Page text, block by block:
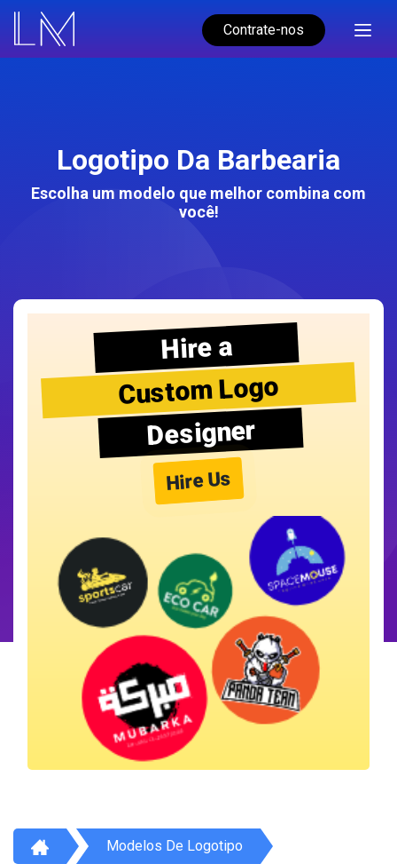
Contrate-nos
Logotipo Da Barbearia
Escolha um modelo que melhor combina com
você!
Hire a
Custom Logo
Designer
Hire Us
Modelos De Logotipo